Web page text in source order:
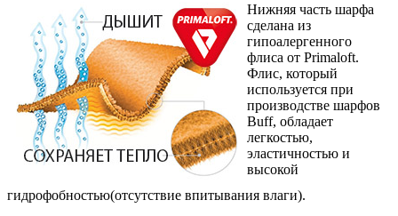
Нижняя часть шарфа
сделана из
гипоалергенного
флиса от Primaloft.
Флис, который
используется при
производстве шарфов
Buff, обладает
легкостью,
эластичностью и
высокой
гидрофобностью(отсутствие впитывания влаги).